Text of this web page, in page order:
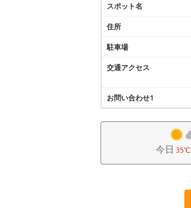
スポット名
住所
駐車場
交通アクセス
お問い合わせ1
今日 35℃